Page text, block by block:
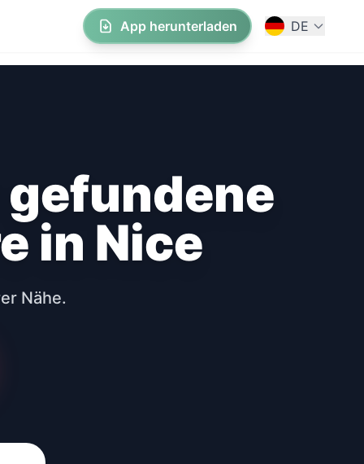
App herunterladen DE
in Nice
Nähe.